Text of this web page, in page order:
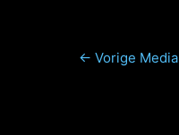
← Vorige Media